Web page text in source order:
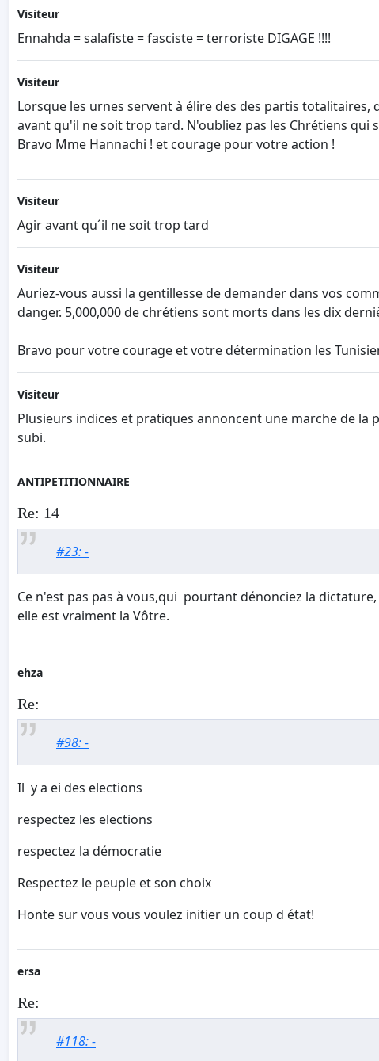
Visiteur
Ennahda = salafiste = fasciste = terroriste DIGAGE !!!!
Visiteur
Lorsque les urnes servent à élire des des partis
avant qu'il ne soit trop tard. N'oubliez pas les Chrétiens qui
Bravo Mme Hannachi ! et courage pour votre action !
Visiteur
Agir avant qu´il ne soit trop tard
Visiteur
Auriez-vous aussi la gentillesse de demander dans vos
danger. 5,000,000 de chrétiens sont morts dans les dix
Bravo pour votre courage et votre détermination les
Visiteur
Plusieurs indices et pratiques annoncent une marche de
subi.
ANTIPETITIONNAIRE
Re: 14
#23: -
Ce n'est pas pas à vous,qui pourtant dénonciez la
elle est vraiment la Vôtre.
ehza
Re:
#98: -
Il y a ei des elections
respectez les elections
respectez la démocratie
Respectez le peuple et son choix
Honte sur vous vous voulez initier un coup d état!
ersa
Re:
#118: -